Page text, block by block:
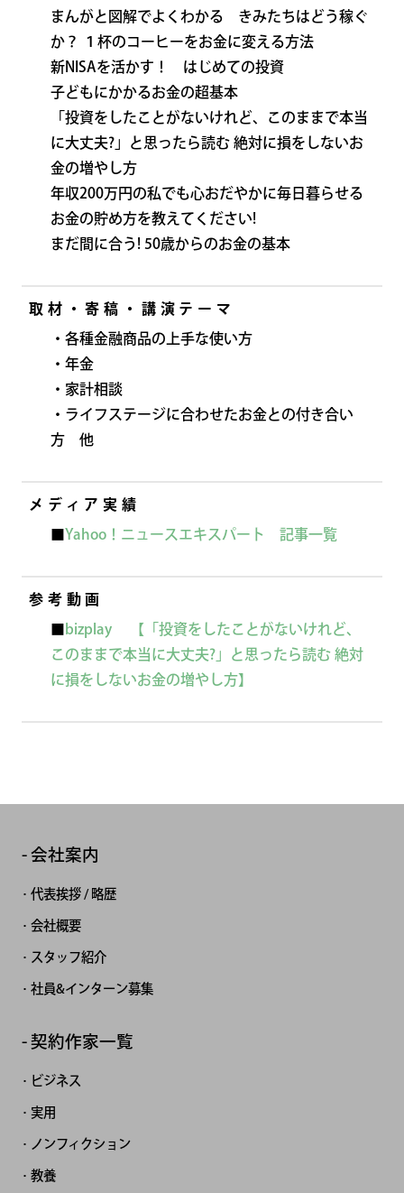
まんがと図解でよくわかる きみたちはどう稼ぐ
か？ １杯のコーヒーをお金に変える方法
新NISAを活かす！ はじめての投資
子どもにかかるお金の超基本
「投資をしたことがないけれど、このままで本当
に大丈夫?」と思ったら読む 絶対に損をしないお
金の増やし方
年収200万円の私でも心おだやかに毎日暮らせる
お金の貯め方を教えてください!
まだ間に合う! 50歳からのお金の基本
取材・寄稿・講演テーマ
・各種金融商品の上手な使い方
・年金
・家計相談
・ライフステージに合わせたお金との付き合い
方 他
メディア実績
Yahoo！ニュースエキスパート 記事一覧
参考動画
bizplay 【「投資をしたことがないけれど、
このままで本当に大丈夫?」と思ったら読む 絶対
に損をしないお金の増やし方】
会社案内
代表挨拶 / 略歴
会社概要
スタッフ紹介
社員&インターン募集
契約作家一覧
ビジネス
実用
ノンフィクション
教養